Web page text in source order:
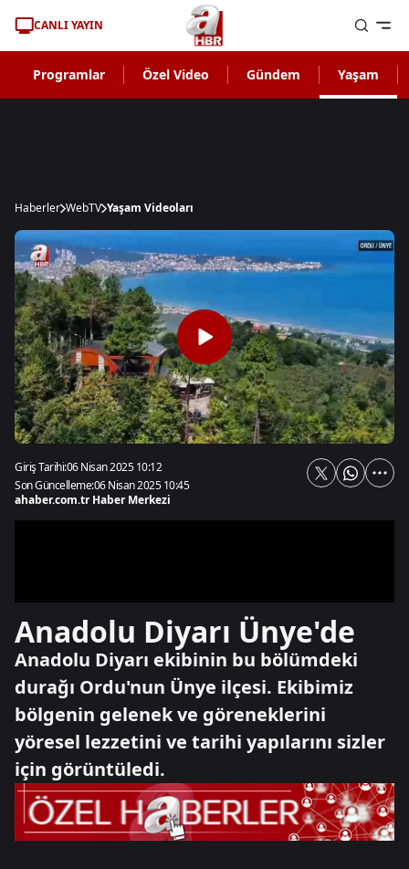
CANLI YAYIN
Programlar Özel Video Gündem Yaşam
Haberler WebTV Yaşam Videoları
Giriş Tarihi:06 Nisan 2025 10:12
Son Güncelleme:06 Nisan 2025 10:45
ahaber.com.tr Haber Merkezi
Anadolu Diyarı Ünye'de
Anadolu Diyarı ekibinin bu bölümdeki
durağı Ordu'nun Ünye ilçesi. Ekibimiz
bölgenin gelenek ve göreneklerini
yöresel lezzetini ve tarihi yapılarını sizler
için görüntüledi.